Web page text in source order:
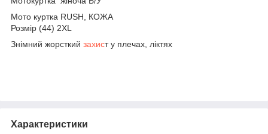
Мото куртка RUSH, КОЖА
Розмір (44) 2XL
Знімний жорсткий захист у плечах, ліктях
Характеристики